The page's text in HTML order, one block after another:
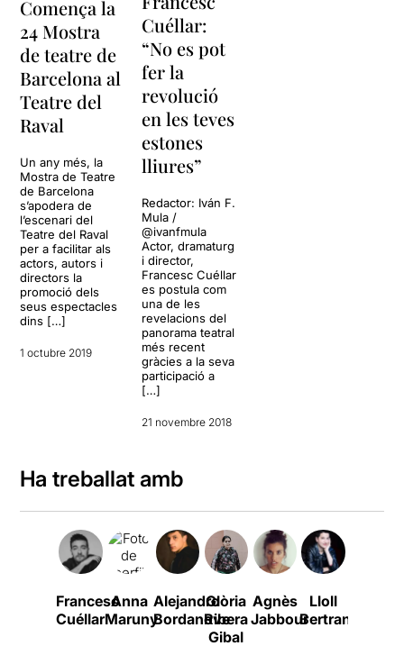
Comença la
24 Mostra
de teatre de
Barcelona al
Teatre del
Raval
Un any més, la
Mostra de Teatre
de Barcelona
s’apodera de
l’escenari del
Teatre del Raval
per a facilitar als
actors, autors i
directors la
promoció dels
seus espectacles
dins […]
1 octubre 2019
Cuéllar:
“No es pot
fer la
revolució
en les teves
estones
lliures”
Redactor: Iván F.
Mula /
@ivanfmula
Actor, dramaturg
i director,
Francesc Cuéllar
es postula com
una de les
revelacions del
panorama teatral
més recent
gràcies a la seva
participació a
[…]
21 novembre 2018
Ha treballat amb
Francesc
Cuéllar
Anna
Maruny
Alejandro
Bordanove
Glòria
Ribera
Gibal
Agnès
Jabbour
Lloll
Bertran